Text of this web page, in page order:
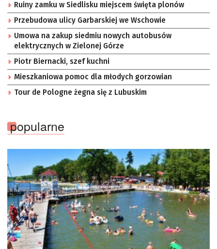
Ruiny zamku w Siedlisku miejscem święta plonów
Przebudowa ulicy Garbarskiej we Wschowie
Umowa na zakup siedmiu nowych autobusów
elektrycznych w Zielonej Górze
Piotr Biernacki, szef kuchni
Mieszkaniowa pomoc dla młodych gorzowian
Tour de Pologne żegna się z Lubuskim
popularne